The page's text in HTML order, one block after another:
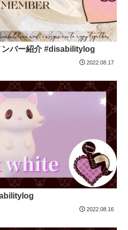
ンバー紹介 #disabilitylog
2022.08.17
2022.08.16